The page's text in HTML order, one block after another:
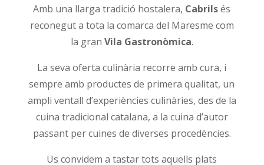
Amb una llarga tradició hostalera, Cabrilsés
reconegut a tota la comarca del Maresme com
la gran Vila Gastronòmica.
La seva oferta culinària recorre amb cura, i
sempre amb productes de primera qualitat, un
ampli ventall d’experiències culinàries, des de la
cuina tradicional catalana, a la cuina d’autor
passant per cuines de diverses procedències.
Us convidem a tastar tots aquells plats